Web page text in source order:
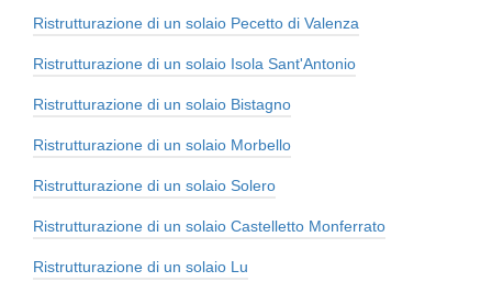
Ristrutturazione di un solaio Pecetto di Valenza
Ristrutturazione di un solaio Isola Sant'Antonio
Ristrutturazione di un solaio Bistagno
Ristrutturazione di un solaio Morbello
Ristrutturazione di un solaio Solero
Ristrutturazione di un solaio Castelletto Monferrato
Ristrutturazione di un solaio Lu